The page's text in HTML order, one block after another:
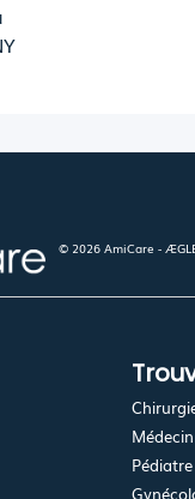
© 2026 AmiCare -
Pédiatre